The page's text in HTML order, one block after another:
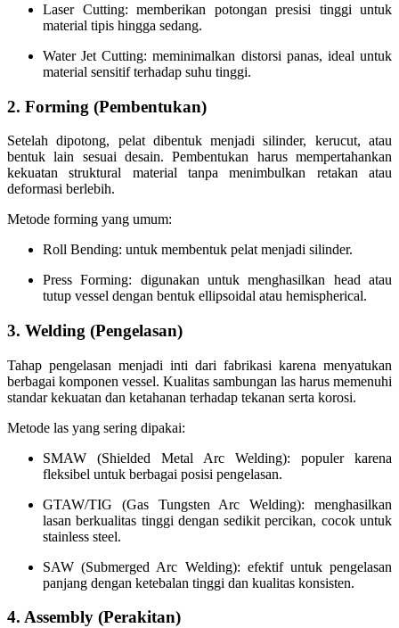
Laser Cutting: memberikan potongan presisi tinggi untuk
material tipis hingga sedang.
Water Jet Cutting: meminimalkan distorsi panas, ideal untuk
material sensitif terhadap suhu tinggi.
2. Forming (Pembentukan)
Setelah dipotong, pelat dibentuk menjadi silinder, kerucut, atau
bentuk lain sesuai desain. Pembentukan harus mempertahankan
kekuatan struktural material tanpa menimbulkan retakan atau
deformasi berlebih.
Metode forming yang umum:
Roll Bending: untuk membentuk pelat menjadi silinder.
Press Forming: digunakan untuk menghasilkan head atau
tutup vessel dengan bentuk ellipsoidal atau hemispherical.
3. Welding (Pengelasan)
Tahap pengelasan menjadi inti dari fabrikasi karena menyatukan
berbagai komponen vessel. Kualitas sambungan las harus memenuhi
standar kekuatan dan ketahanan terhadap tekanan serta korosi.
Metode las yang sering dipakai:
SMAW (Shielded Metal Arc Welding): populer karena
fleksibel untuk berbagai posisi pengelasan.
GTAW/TIG (Gas Tungsten Arc Welding): menghasilkan
lasan berkualitas tinggi dengan sedikit percikan, cocok untuk
stainless steel.
SAW (Submerged Arc Welding): efektif untuk pengelasan
panjang dengan ketebalan tinggi dan kualitas konsisten.
4. Assembly (Perakitan)